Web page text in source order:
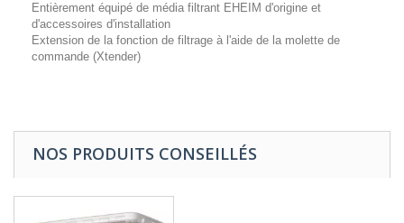
Entièrement équipé de média filtrant EHEIM d'origine et
d'accessoires d'installation
Extension de la fonction de filtrage à l'aide de la molette de
commande (Xtender)
NOS PRODUITS CONSEILLÉS